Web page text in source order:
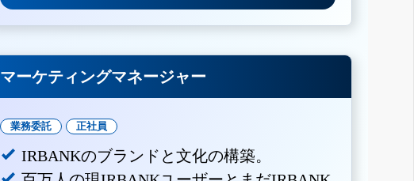
マーケティングマネージャー
業務委託 正社員
IRBANKのブランドと文化の構築。